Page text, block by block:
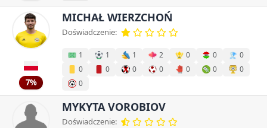
7%
MICHAŁ WIERZCHOŃ
Doświadczenie:
1 1 1 2 0 0
0
0
0 0 0 0 0
0
0
MYKYTA VOROBIOV
Doświadczenie: